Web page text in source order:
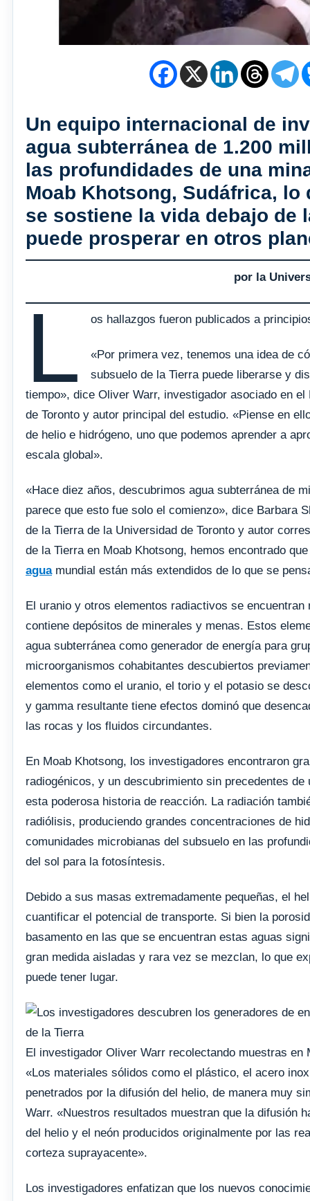
Un equipo internacional de
agua subterránea de 1.200
las profundidades de una
Moab Khotsong, Sudáfrica,
se sostiene la vida debajo de
puede prosperar en otros
por la
L os hallazgos fueron publicados a
«Por primera vez, tenemos una idea de
subsuelo de la Tierra puede liberarse y
tiempo», dice Oliver Warr, investigador asociado en
de Toronto y autor principal del estudio. «Piense en
de helio e hidrógeno, uno que podemos aprender a
escala global».
«Hace diez años, descubrimos agua subterránea de
parece que esto fue solo el comienzo», dice Barbara
de la Tierra de la Universidad de Toronto y autor
de la Tierra en Moab Khotsong, hemos encontrado
aguamundial están más extendidos de lo que se
El uranio y otros elementos radiactivos se
contiene depósitos de minerales y menas. Estos
agua subterránea como generador de energía para
microorganismos cohabitantes descubiertos
elementos como el uranio, el torio y el potasio se
y gamma resultante tiene efectos dominó que
las rocas y los fluidos circundantes.
En Moab Khotsong, los investigadores encontraron
radiogénicos, y un descubrimiento sin precedentes
esta poderosa historia de reacción. La radiación
radiólisis, produciendo grandes concentraciones de
comunidades microbianas del subsuelo en las
del sol para la fotosíntesis.
Debido a sus masas extremadamente pequeñas, el
cuantificar el potencial de transporte. Si bien la
basamento en las que se encuentran estas aguas
gran medida aisladas y rara vez se mezclan, lo que
puede tener lugar.
El investigador Oliver Warr recolectando muestras
«Los materiales sólidos como el plástico, el acero
penetrados por la difusión del helio, de manera muy
Warr. «Nuestros resultados muestran que la difusión
del helio y el neón producidos originalmente por las
corteza suprayacente».
Los investigadores enfatizan que los nuevos